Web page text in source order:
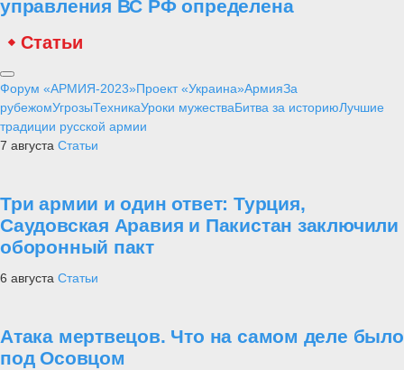
управления ВС РФ определена
Статьи
Форум «АРМИЯ-2023»Проект «Украина»АрмияЗа
рубежомУгрозыТехникаУроки мужестваБитва за историюЛучшие
традиции русской армии
7 августа Статьи
Три армии и один ответ: Турция,
Саудовская Аравия и Пакистан заключили
оборонный пакт
6 августа Статьи
Атака мертвецов. Что на самом деле было
под Осовцом